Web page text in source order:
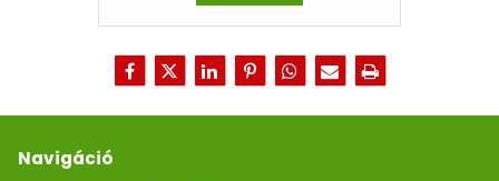
Navigáció